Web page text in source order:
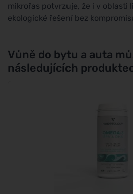
mikrořas potvrzuje, že i v oblasti
ekologické řešení bez
Vůně do bytu a auta
následujících